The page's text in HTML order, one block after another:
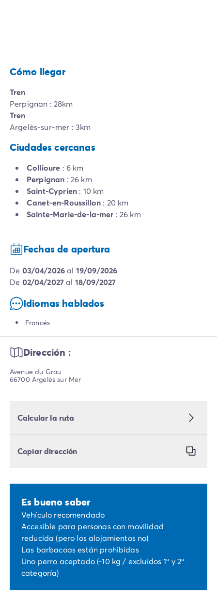
Cómo llegar
Tren
Perpignan : 28km
Tren
Argelès-sur-mer : 3km
Ciudades cercanas
Collioure : 6 km
Perpignan : 26 km
Saint-Cyprien : 10 km
Canet-en-Roussillon : 20 km
Sainte-Marie-de-la-mer : 26 km
Fechas de apertura
de 03/04/2026al 19/09/2026
de 02/04/2027al 18/09/2027
Idiomas hablados
Francés
Dirección :
Avenue du Grau
66700 Argelès sur Mer
Calcular la ruta
Copiar dirección
Es bueno saber
Vehículo recomendado
Accesible para personas con movilidad
reducida (pero los alojamientos no)
Las barbacoas están prohibidas
Uno perro aceptado (-10 kg / excluidos 1º y 2º
categoría)